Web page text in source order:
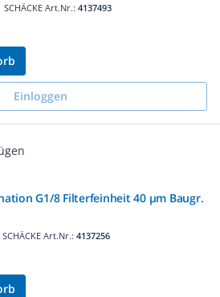
SCHÄCKE Art.Nr.: 4137493
Einloggen
G1/8 Filterfeinheit 40 µm Baugr.
SCHÄCKE Art.Nr.: 4137256